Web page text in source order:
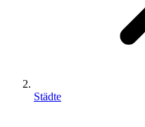
Städte